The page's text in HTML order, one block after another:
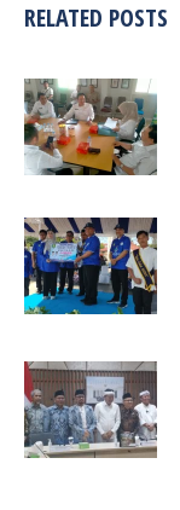
RELATED POSTS